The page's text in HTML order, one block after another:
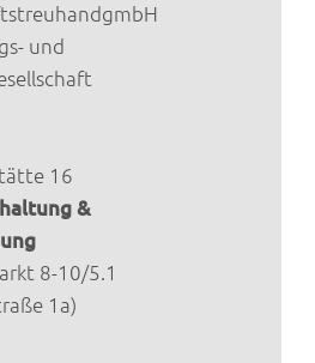
und
16
&
8-10/5.1
1a)